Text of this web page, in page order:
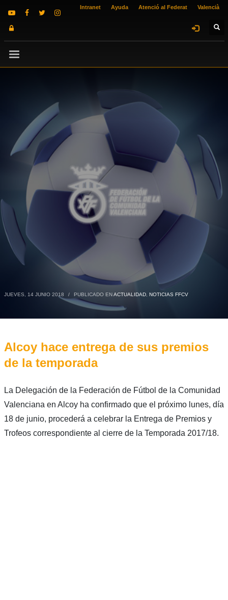
Intranet Ayuda Atenció al Federat Valencià
JUEVES, 14 JUNIO 2018 / PUBLICADO ENACTUALIDAD, NOTICIAS FFCV
Alcoy hace entrega de sus premios
de la temporada
La Delegación de la Federación de Fútbol de la Comunidad
Valenciana en Alcoy ha confirmado que el próximo lunes, día
18 de junio, procederá a celebrar la Entrega de Premios y
Trofeos correspondiente al cierre de la Temporada 2017/18.